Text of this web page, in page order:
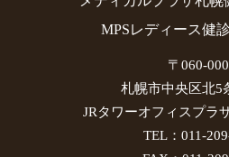
MPSレディース健
〒060-
札幌市中央区北5
JRタワーオフィスプラ
TEL：011-